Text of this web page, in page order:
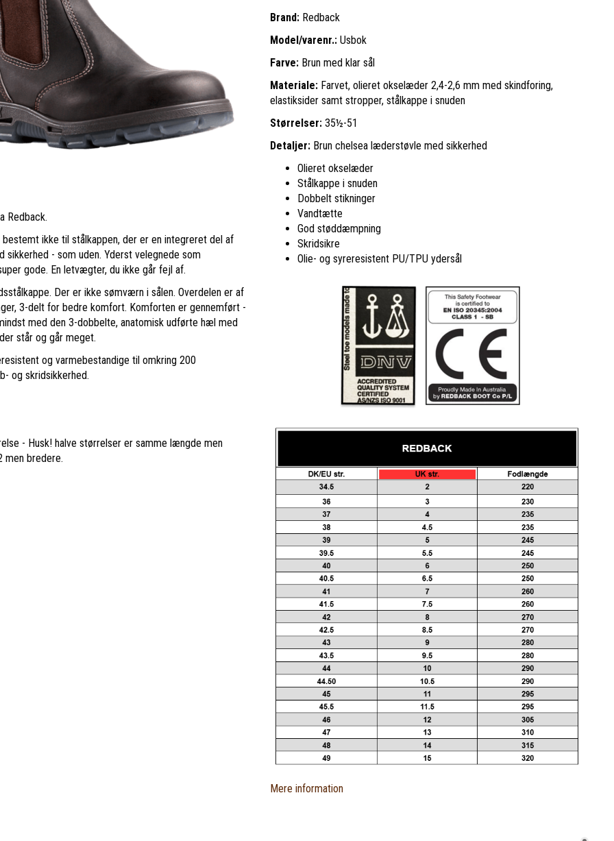
Redback.
ikke til stålkappen, der er en integreret del af
sikkerhed - som uden. Yderst velegnede som
gode. En letvægter, du ikke går fejl af.
Der er ikke sømværn i sålen. Overdelen er af
3-delt for bedre komfort. Komforten er gennemført -
med den 3-dobbelte, anatomisk udførte hæl med
står og går meget.
og varmebestandige til omkring 200
og skridsikkerhed.
- Husk! halve størrelser er samme længde men
men bredere.
Brand: Redback
Model/varenr.:Usbok
Farve: Brun med klar sål
Materiale: Farvet, olieret okselæder 2,4-2,6 mm med skindforing,
elastiksider samt stropper, stålkappe i snuden
Størrelser: 35½-51
Detaljer: Brun chelsea læderstøvle med sikkerhed
Olieret okselæder
Stålkappe i snuden
Dobbelt stikninger
Vandtætte
God støddæmpning
Skridsikre
Olie- og syreresistent PU/TPU ydersål
Mere information